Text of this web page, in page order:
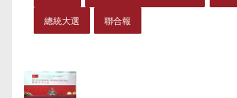
總統大選 聯合報